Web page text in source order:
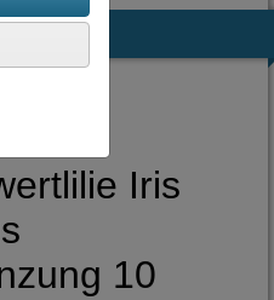
Iris
10